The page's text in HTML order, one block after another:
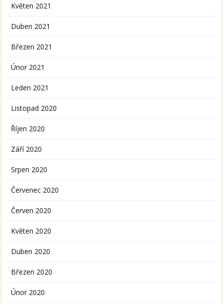
Květen 2021
Duben 2021
Březen 2021
Únor 2021
Leden 2021
Listopad 2020
Říjen 2020
Září 2020
Srpen 2020
Červenec 2020
Červen 2020
Květen 2020
Duben 2020
Březen 2020
Únor 2020